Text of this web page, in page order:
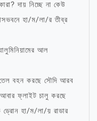
দায় নিচ্ছে না কেউ
হা/ম/লা/র তীব্র
আল
তেল বহন করছে সৌদি আরব
ফ্লাইট চালু করছে
ড্রোন হা/ম/লা/য় রাডার